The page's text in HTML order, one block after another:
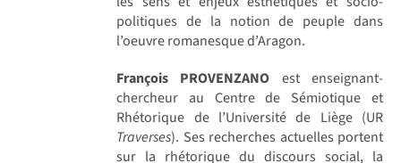
politiques de la notion de peuple dans
l’oeuvre romanesque d’Aragon.
François PROVENZANO est enseignant-
chercheur au Centre de Sémiotique et
Rhétorique de l’Université de Liège (UR
Traverses). Ses recherches actuelles portent
sur la rhétorique du discours social, la